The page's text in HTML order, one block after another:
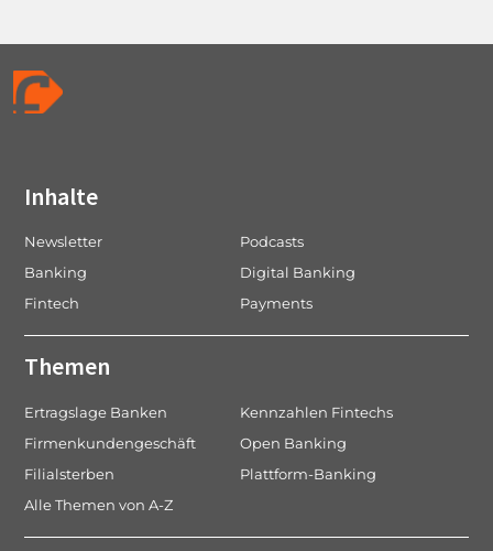
Inhalte
Newsletter
Podcasts
Banking
Digital Banking
Fintech
Payments
Themen
Ertragslage Banken
Kennzahlen Fintechs
Firmenkundengeschäft
Open Banking
Filialsterben
Plattform-Banking
Alle Themen von A-Z